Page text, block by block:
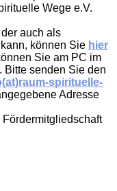
Wege e.V.
auch als
können Sie hier
Sie am PC im
Bitte senden Sie den
spirituelle-
Adresse